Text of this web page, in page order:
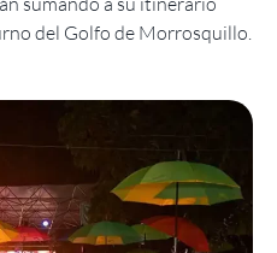
del Golfo de Morrosquillo.